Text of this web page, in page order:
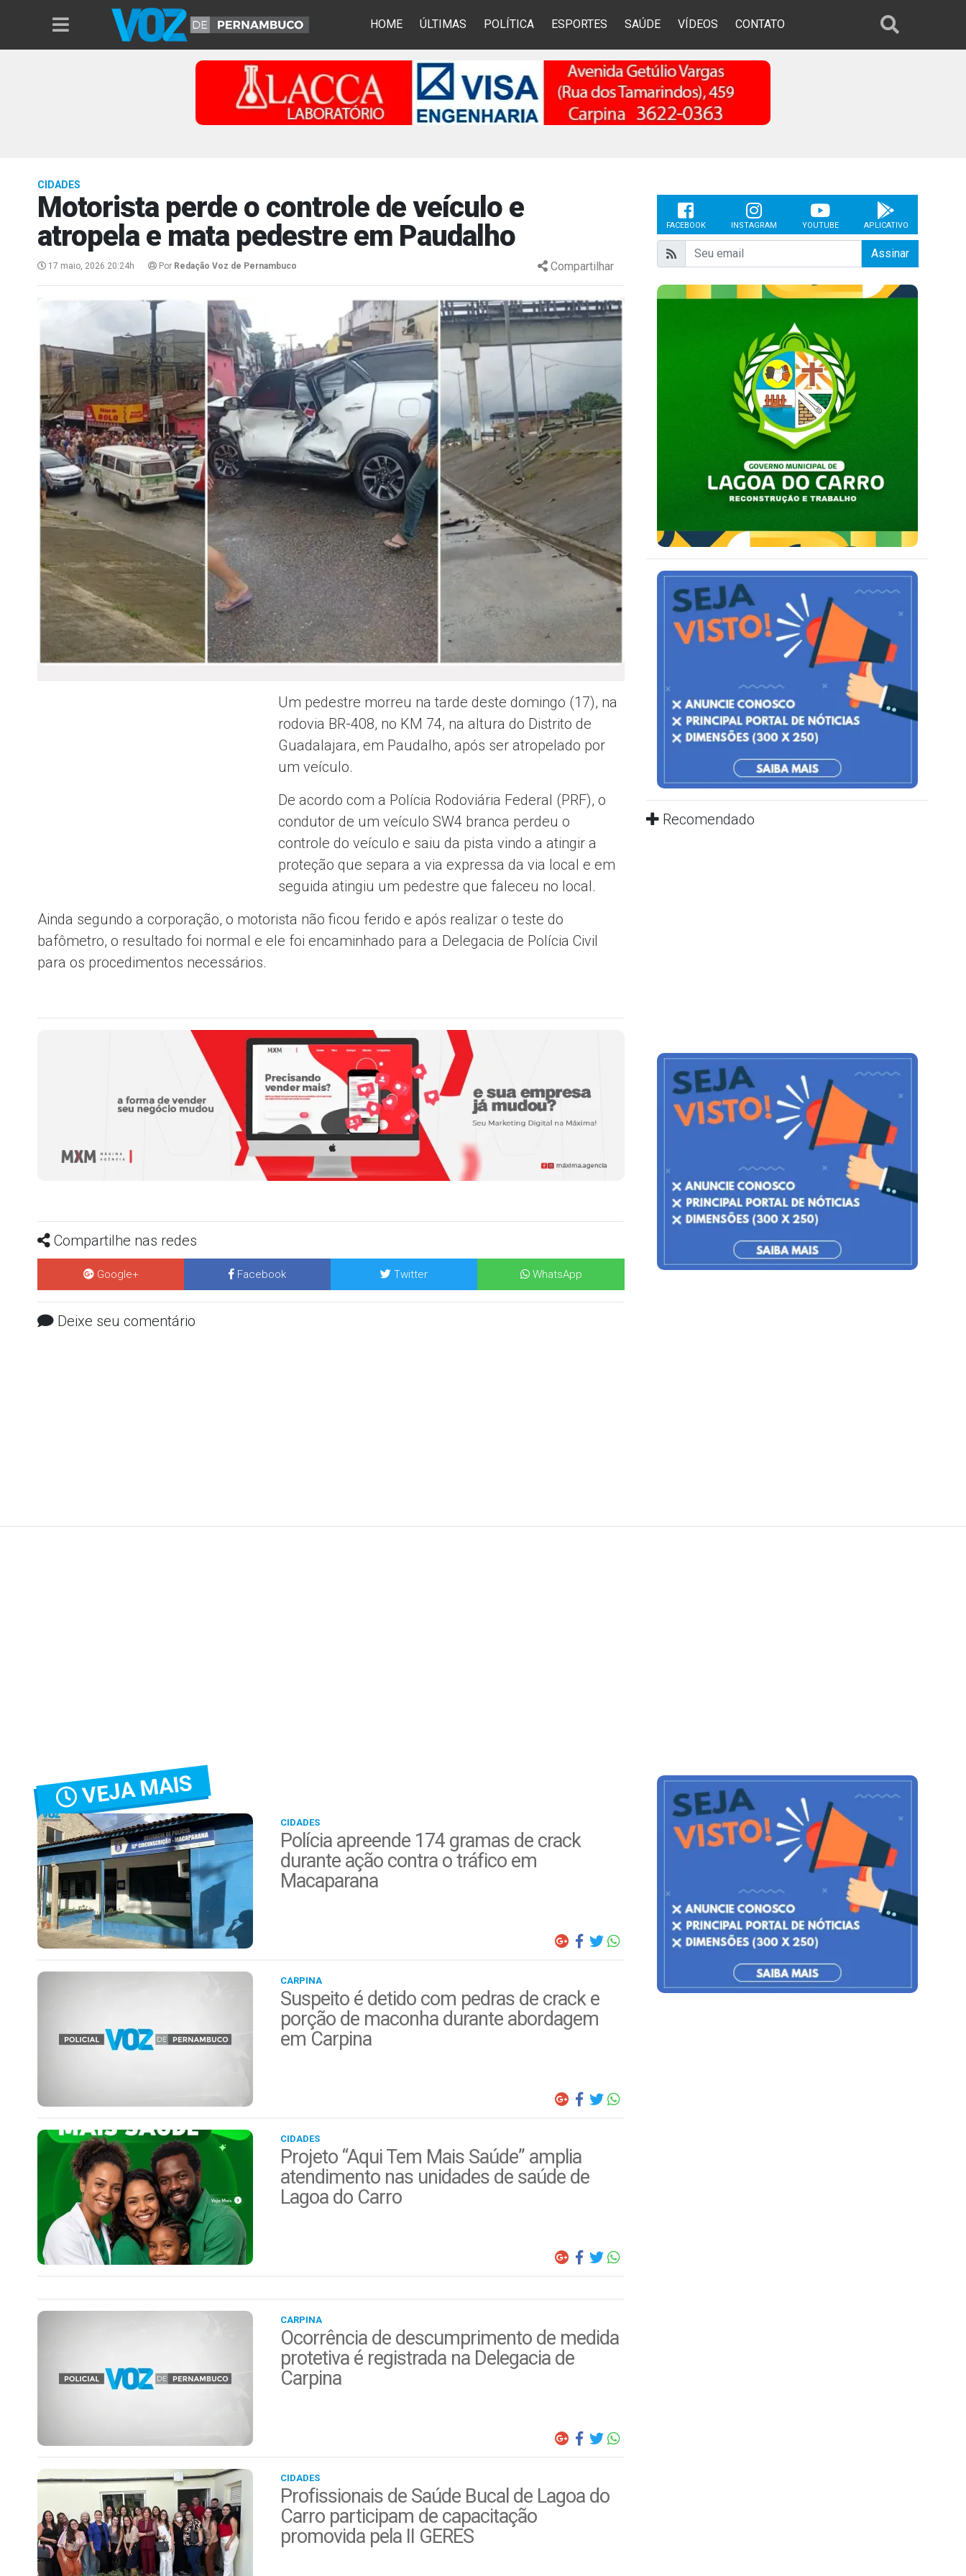
HOME ÚLTIMAS POLÍTICA ESPORTES SAÚDE VÍDEOS CONTATO
CIDADES
Motorista perde o controle de veículo e
atropela e mata pedestre em Paudalho
17 maio, 2026 20:24h Por Redação Voz de Pernambuco Compartilhar
Um pedestre morreu na tarde deste domingo (17), na
rodovia BR-408, no KM 74, na altura do Distrito de
Guadalajara, em Paudalho, após ser atropelado por
um veículo.
De acordo com a Polícia Rodoviária Federal (PRF), o
condutor de um veículo SW4 branca perdeu o
controle do veículo e saiu da pista vindo a atingir a
proteção que separa a via expressa da via local e em
seguida atingiu um pedestre que faleceu no local.
Ainda segundo a corporação, o motorista não ficou ferido e após realizar o teste do
bafômetro, o resultado foi normal e ele foi encaminhado para a Delegacia de Polícia Civil
para os procedimentos necessários.
Compartilhe nas redes
Google+ Facebook Twitter WhatsApp
Deixe seu comentário
FACEBOOK INSTAGRAM YOUTUBE APLICATIVO
Assinar
Recomendado
VEJA MAIS
CIDADES
Polícia apreende 174 gramas de crack
durante ação contra o tráfico em
Macaparana
CARPINA
Suspeito é detido com pedras de crack e
porção de maconha durante abordagem
em Carpina
CIDADES
Projeto “Aqui Tem Mais Saúde” amplia
atendimento nas unidades de saúde de
Lagoa do Carro
CARPINA
Ocorrência de descumprimento de medida
protetiva é registrada na Delegacia de
Carpina
CIDADES
Profissionais de Saúde Bucal de Lagoa do
Carro participam de capacitação
promovida pela II GERES